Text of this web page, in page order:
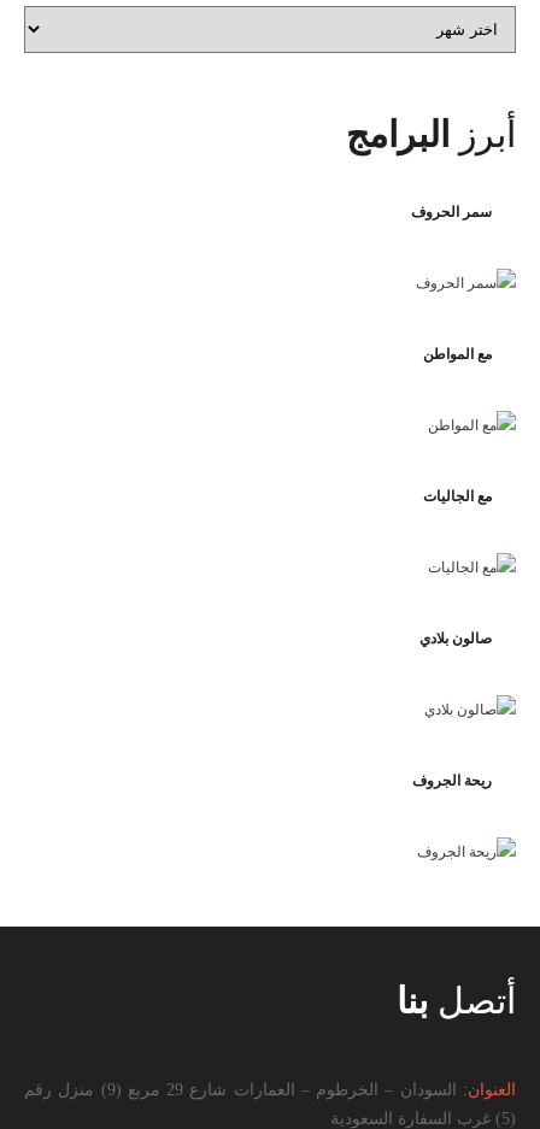
الأرشيف
أبرز البرامج
سمر الحروف
مع المواطن
مع الجاليات
صالون بلادي
ريحة الجروف
أتصل بنا
العنوان:
السودان – الخرطوم – العمارات شارع 29 مربع (9) منزل رقم
(5) غرب السفارة السعودية